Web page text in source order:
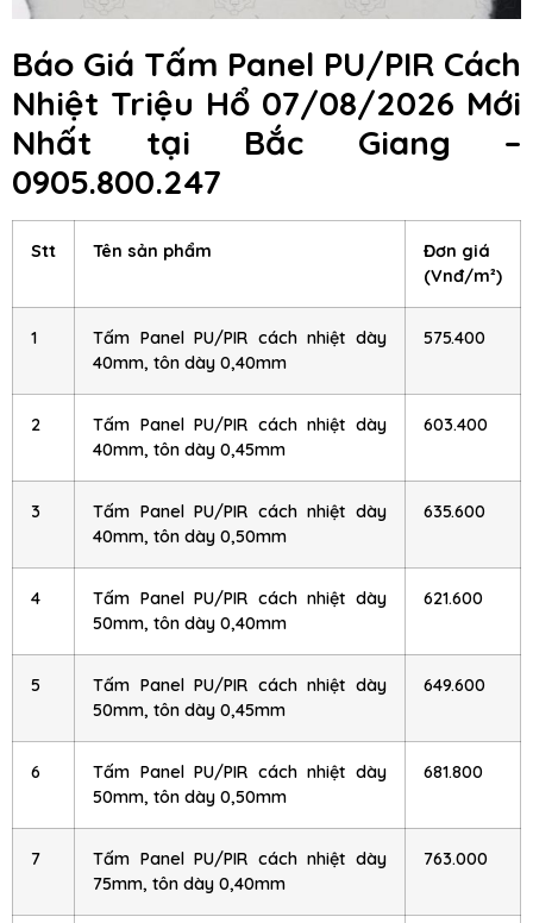
Báo Giá Tấm Panel PU/PIR Cách
Nhiệt Triệu Hổ 07/08/2026 Mới
Nhất tại Bắc Giang –
0905.800.247
Stt Tên sản phẩm
Đơn giá
(Vnđ/m²)
1
Tấm Panel PU/PIR cách nhiệt dày
40mm, tôn dày 0,40mm
575.400
2
Tấm Panel PU/PIR cách nhiệt dày
40mm, tôn dày 0,45mm
603.400
3
Tấm Panel PU/PIR cách nhiệt dày
40mm, tôn dày 0,50mm
635.600
4
Tấm Panel PU/PIR cách nhiệt dày
50mm, tôn dày 0,40mm
621.600
5
Tấm Panel PU/PIR cách nhiệt dày
50mm, tôn dày 0,45mm
649.600
6
Tấm Panel PU/PIR cách nhiệt dày
50mm, tôn dày 0,50mm
681.800
7
Tấm Panel PU/PIR cách nhiệt dày
75mm, tôn dày 0,40mm
763.000